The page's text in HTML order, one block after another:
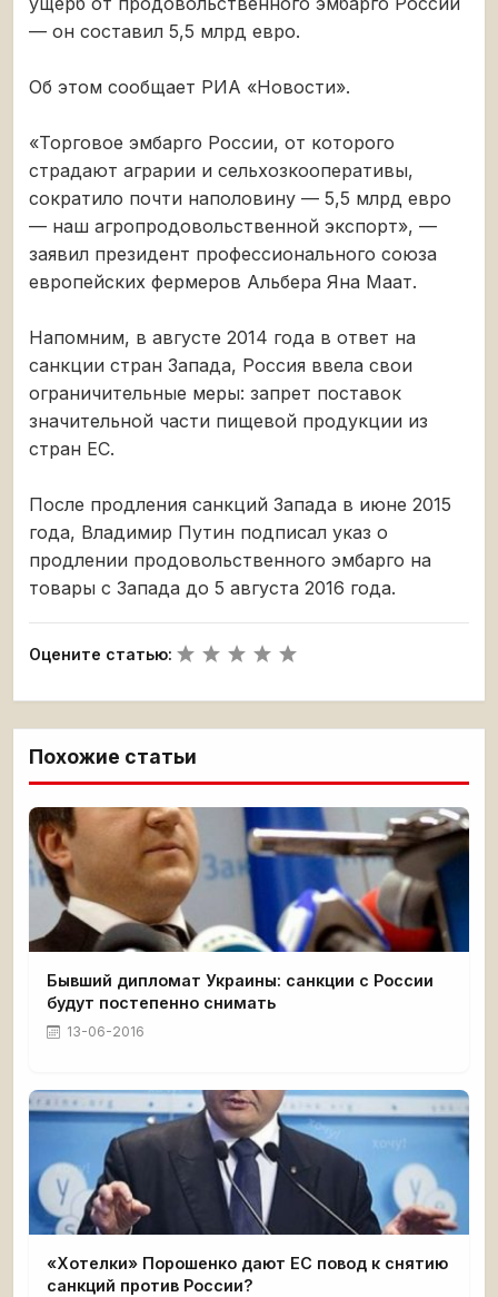
— он составил 5,5 млрд евро.
Об этом сообщает РИА «Новости».
«Торговое эмбарго России, от которого
страдают аграрии и сельхозкооперативы,
сократило почти наполовину — 5,5 млрд евро
— наш агропродовольственной экспорт», —
заявил президент профессионального союза
европейских фермеров Альбера Яна Маат.
Напомним, в августе 2014 года в ответ на
санкции стран Запада, Россия ввела свои
ограничительные меры: запрет поставок
значительной части пищевой продукции из
стран ЕС.
После продления санкций Запада в июне 2015
года, Владимир Путин подписал указ о
продлении продовольственного эмбарго на
товары с Запада до 5 августа 2016 года.
Оцените статью:
Похожие статьи
Бывший дипломат Украины: санкции с России
будут постепенно снимать
13-06-2016
«Хотелки» Порошенко дают ЕС повод к снятию
санкций против России?